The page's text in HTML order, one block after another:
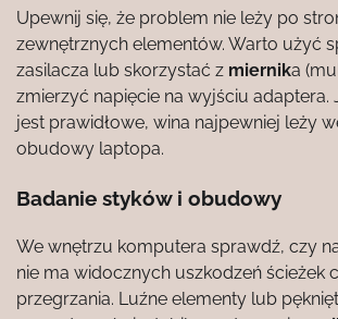
Upewnij się, że problem nie leży po
zewnętrznych elementów. Warto użyć
zasilacza lub skorzystać z miernika
zmierzyć napięcie na wyjściu adaptera.
jest prawidłowe, wina najpewniej leży
obudowy laptopa.
Badanie styków i obudowy
We wnętrzu komputera sprawdź, czy
nie ma widocznych uszkodzeń ścieżek
przegrzania. Luźne elementy lub